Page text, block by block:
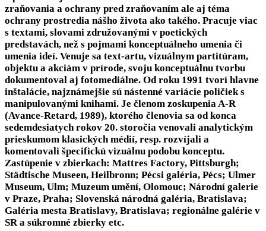
zraňovania a ochrany pred zraňovaním ale aj téma
ochrany prostredia nášho života ako takého. Pracuje viac
s textami, slovami združovanými v poetických
predstavách, než s pojmami konceptuálneho umenia či
umenia ideí. Venuje sa text-artu, vizuálnym partitúram,
objektu a akciám v prírode, svoju konceptuálnu tvorbu
dokumentoval aj fotomediálne. Od roku 1991 tvorí hlavne
inštalácie, najznámejšie sú nástenné variácie poličiek s
manipulovanými knihami. Je členom zoskupenia A-R
(Avance-Retard, 1989), ktorého členovia sa od konca
sedemdesiatych rokov 20. storočia venovali analytickým
prieskumom klasických médií, resp. rozvíjali a
komentovali špecifickú vizuálnu podobu konceptu.
Zastúpenie v zbierkach: Mattres Factory, Pittsburgh;
Städtische Museen, Heilbronn; Pécsi galéria, Pécs; Ulmer
Museum, Ulm; Muzeum umění, Olomouc; Národní galerie
v Praze, Praha; Slovenská národná galéria, Bratislava;
Galéria mesta Bratislavy, Bratislava; regionálne galérie v
SR a súkromné zbierky etc.